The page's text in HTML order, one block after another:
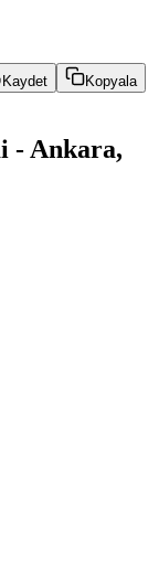
Kaydet Kopyala
- Ankara,